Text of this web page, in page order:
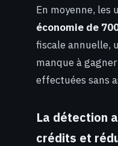
En moyenne,
économie de
fiscale annuelle,
manque à
effectuées sans
La détection
crédits et